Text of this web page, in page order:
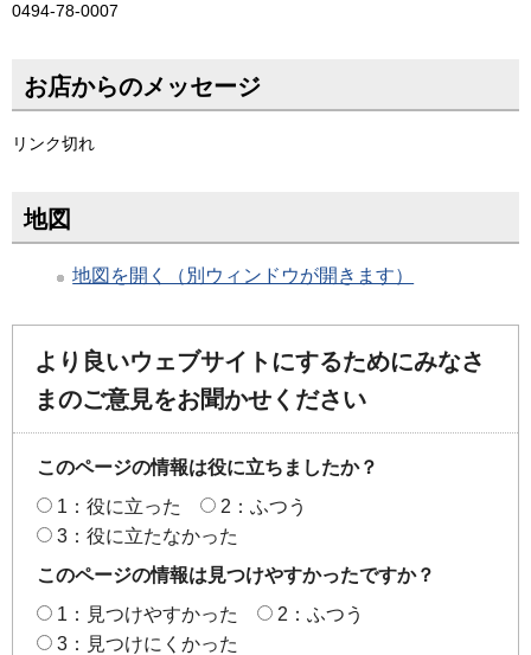
0494-78-0007
お店からのメッセージ
リンク切れ
地図
地図を開く（別ウィンドウが開きます）
より良いウェブサイトにするためにみなさ
まのご意見をお聞かせください
このページの情報は役に立ちましたか？
1：役に立った
2：ふつう
3：役に立たなかった
このページの情報は見つけやすかったですか？
1：見つけやすかった
2：ふつう
3：見つけにくかった